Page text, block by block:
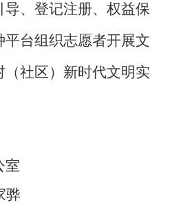
、登记注册、权益保
平台组织志愿者开展文
（社区）新时代文明实
室
骅